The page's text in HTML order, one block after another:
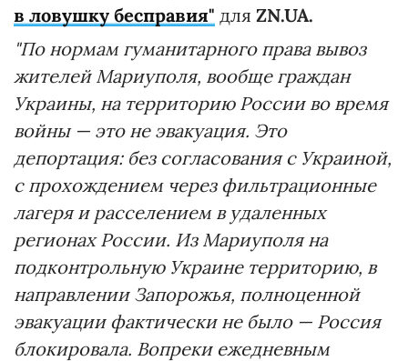
в ловушку бесправия" для ZN.UA.
"По нормам гуманитарного права вывоз
жителей Мариуполя, вообще граждан
Украины, на территорию России во время
войны — это не эвакуация. Это
депортация: без согласования с Украиной,
с прохождением через фильтрационные
лагеря и расселением в удаленных
регионах России. Из Мариуполя на
подконтрольную Украине территорию, в
направлении Запорожья, полноценной
эвакуации фактически не было — Россия
блокировала. Вопреки ежедневным